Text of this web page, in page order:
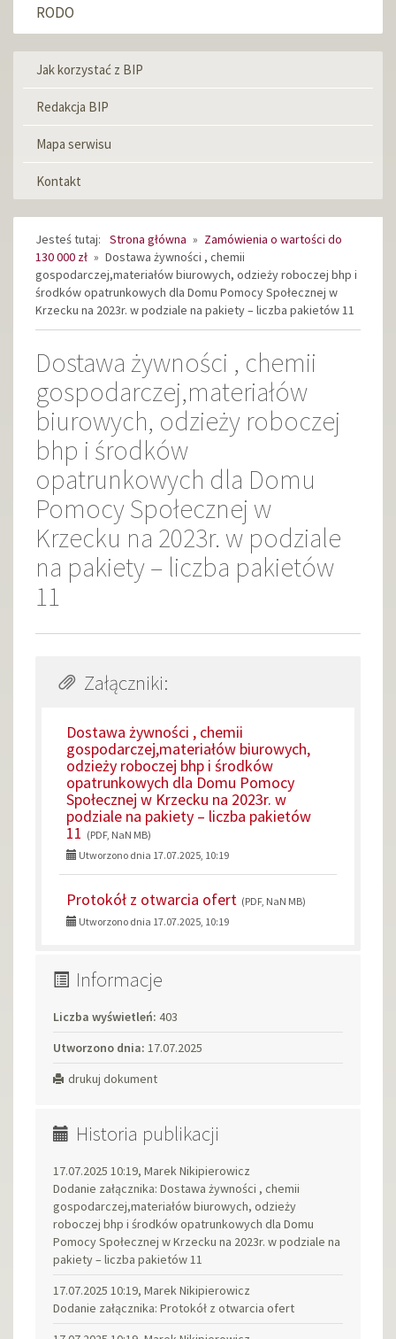
RODO
Menu
informacyjne
Jak korzystać z BIP
Redakcja BIP
Mapa serwisu
Kontakt
Jesteś tutaj: Strona główna » Zamówienia o wartości do
130 000 zł » Dostawa żywności , chemii
gospodarczej,materiałów biurowych, odzieży roboczej bhp i
środków opatrunkowych dla Domu Pomocy Społecznej w
Krzecku na 2023r. w podziale na pakiety – liczba pakietów 11
Dostawa żywności , chemii
gospodarczej,materiałów
biurowych, odzieży roboczej
bhp i środków
opatrunkowych dla Domu
Pomocy Społecznej w
Krzecku na 2023r. w podziale
na pakiety – liczba pakietów
11
Załączniki:
Dostawa żywności , chemii
gospodarczej,materiałów biurowych,
odzieży roboczej bhp i środków
opatrunkowych dla Domu Pomocy
Społecznej w Krzecku na 2023r. w
podziale na pakiety – liczba pakietów
11 (PDF, NaN MB)
Utworzono dnia 17.07.2025, 10:19
Protokół z otwarcia ofert (PDF, NaN MB)
Utworzono dnia 17.07.2025, 10:19
Informacje
Liczba wyświetleń: 403
Utworzono dnia: 17.07.2025
drukuj dokument
Historia publikacji
17.07.2025 10:19, Marek Nikipierowicz
Dodanie załącznika: Dostawa żywności , chemii
gospodarczej,materiałów biurowych, odzieży
roboczej bhp i środków opatrunkowych dla Domu
Pomocy Społecznej w Krzecku na 2023r. w podziale na
pakiety – liczba pakietów 11
17.07.2025 10:19, Marek Nikipierowicz
Dodanie załącznika: Protokół z otwarcia ofert